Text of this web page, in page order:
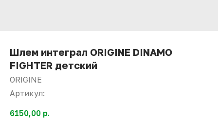
Шлем интеграл ORIGINE DINAMO
FIGHTER детский
ORIGINE
Артикул:
6150,00 р.